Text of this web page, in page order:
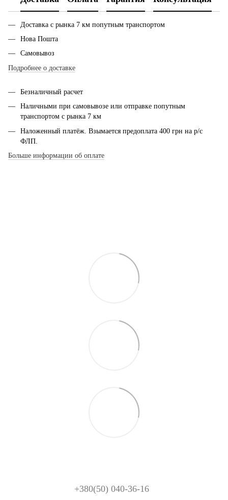
Доставка с рынка 7 км попутным транспортом
Нова Пошта
Самовывоз
Подробнее о доставке
Безналичный расчет
Наличными при самовывозе или отправке попутным
транспортом с рынка 7 км
Наложенный платёж. Взымается предоплата 400 грн на р/с
ФЛП.
Больше информации об оплате
+380(50) 040-36-16